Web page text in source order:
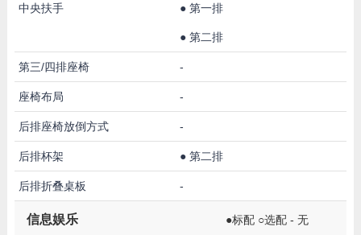
中央扶手 ● 第一排
● 第二排
第三/四排座椅 -
座椅布局 -
后排座椅放倒方式 -
后排杯架 ● 第二排
后排折叠桌板 -
信息娱乐 ●标配 ○选配 - 无